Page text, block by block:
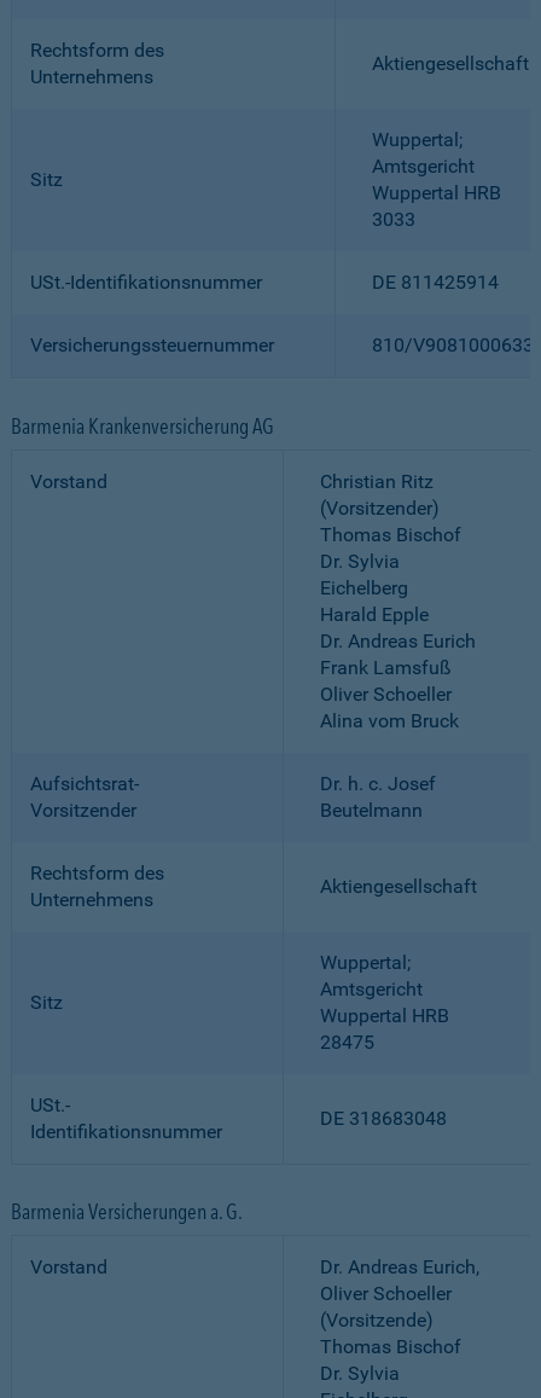
Rechtsform des
Unternehmens
Aktiengesellschaft
Sitz
Wuppertal;
Amtsgericht
Wuppertal HRB
3033
USt.-Identifikationsnummer DE 811425914
Versicherungssteuernummer 810/
Barmenia Krankenversicherung AG
Vorstand
Christian Ritz
(Vorsitzender)
Thomas Bischof
Dr. Sylvia
Eichelberg
Harald Epple
Dr. Andreas Eurich
Frank Lamsfuß
Oliver Schoeller
Alina vom Bruck
Aufsichtsrat-
Vorsitzender
Dr. h. c. Josef
Beutelmann
Rechtsform des
Unternehmens
Aktiengesellschaft
Sitz
Wuppertal;
Amtsgericht
Wuppertal HRB
28475
USt.-
Identifikationsnummer
DE 318683048
Barmenia Versicherungen a. G.
Vorstand
Dr. Andreas Eurich,
Oliver Schoeller
(Vorsitzende)
Thomas Bischof
Dr. Sylvia